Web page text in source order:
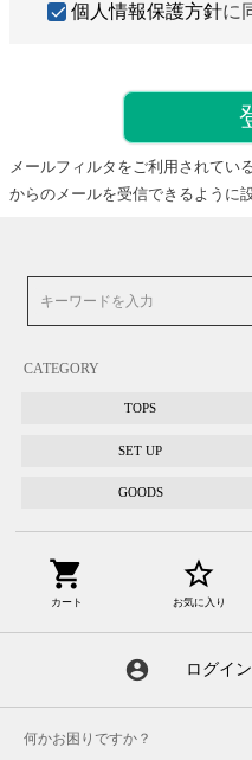
)
個人情報保護方針に
メールフィルタをご利用されてい
からのメールを受信できるように
CATEGORY
TOPS
SET UP
GOODS
shopping_cart
カート
star_border
お気に入り
account_circle ログイン
何かお困りですか？